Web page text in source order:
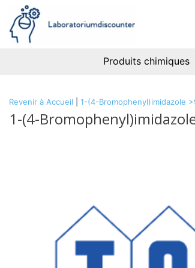
Produits chimiques
Revenir à Accueil 1-(4-Bromophenyl)imidazole
1-(4-